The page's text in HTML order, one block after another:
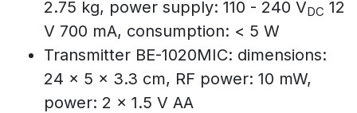
2.75 kg, power supply: 110 - 240 VDC 12
V 700 mA, consumption: < 5 W
Transmitter BE-1020MIC: dimensions:
24 x 5 x 3.3 cm, RF power: 10 mW,
power: 2 x 1.5 V AA